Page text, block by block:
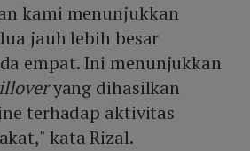
kami menunjukkan
jauh lebih besar
empat. Ini menunjukkan
yang dihasilkan
terhadap aktivitas
kata Rizal.